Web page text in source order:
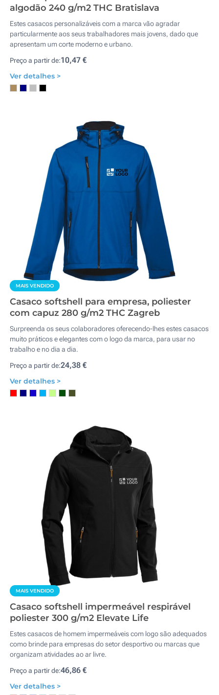
algodão 240 g/m2 THC Bratislava
Estes casacos personalizáveis com a marca vão agradar
particularmente aos seus trabalhadores mais jovens, dado que
apresentam um corte moderno e urbano.
Preço a partir de:10,47 €
Ver detalhes >
MAIS VENDIDO
Casaco softshell para empresa, poliester
com capuz 280 g/m2 THC Zagreb
Surpreenda os seus colaboradores oferecendo-lhes estes casacos
muito práticos e elegantes com o logo da marca, para usar no
trabalho e no dia a dia.
Preço a partir de:24,38 €
Ver detalhes >
MAIS VENDIDO
Casaco softshell impermeável respirável
poliester 300 g/m2 Elevate Life
Estes casacos de homem impermeáveis com logo são adequados
como brinde para empresas do setor desportivo ou marcas que
organizam atividades ao ar livre.
Preço a partir de:46,86 €
Ver detalhes >